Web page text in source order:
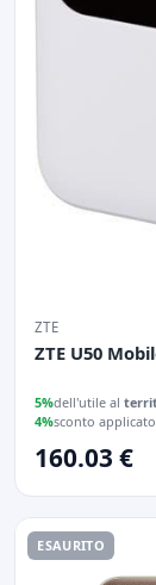
ZTE
ZTE U50
5%dell'utile al
4%sconto applicato
160.03 €
ESAURITO